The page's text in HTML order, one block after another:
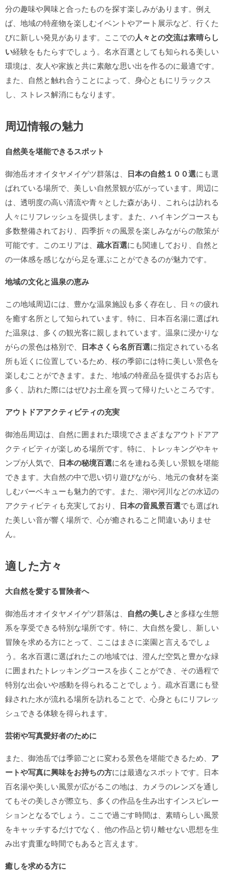
分の趣味や興味と合ったものを探す楽しみがあります。例え
ば、地域の特産物を楽しむイベントやアート展示など、行くた
びに新しい発見があります。ここでの人々との交流は素晴らし
い経験をもたらすでしょう。名水百選としても知られる美しい
環境は、友人や家族と共に素敵な思い出を作るのに最適です。
また、自然と触れ合うことによって、身心ともにリラックス
し、ストレス解消にもなります。
周辺情報の魅力
自然美を堪能できるスポット
御池岳オオイタヤメイゲツ群落は、 日本の自然１００選にも選
ばれている場所で、美しい自然景観が広がっています。周辺に
は、透明度の高い清流や青々とした森があり、これらは訪れる
人々にリフレッシュを提供します。また、ハイキングコースも
多数整備されており、四季折々の風景を楽しみながらの散策が
可能です。このエリアは、 疏水百選にも関連しており、自然と
の一体感を感じながら足を運ぶことができるのが魅力です。
地域の文化と温泉の恵み
この地域周辺には、豊かな温泉施設も多く存在し、日々の疲れ
を癒す名所として知られています。特に、日本百名湯に選ばれ
た温泉は、多くの観光客に親しまれています。温泉に浸かりな
がらの景色は格別で、 日本さくら名所百選に指定されている名
所も近くに位置しているため、桜の季節には特に美しい景色を
楽しむことができます。また、地域の特産品を提供するお店も
多く、訪れた際にはぜひお土産を買って帰りたいところです。
アウトドアアクティビティの充実
御池岳周辺は、自然に囲まれた環境でさまざまなアウトドアア
クティビティが楽しめる場所です。特に、トレッキングやキャ
ンプが人気で、 日本の秘境百選に名を連ねる美しい景観を堪能
できます。大自然の中で思い切り遊びながら、地元の食材を楽
しむバーベキューも魅力的です。また、湖や河川などの水辺の
アクティビティも充実しており、 日本の音風景百選でも選ばれ
た美しい音が響く場所で、心が癒されること間違いありませ
ん。
適した方々
大自然を愛する冒険者へ
御池岳オオイタヤメイゲツ群落は、 自然の美しさと多様な生態
系を享受できる特別な場所です。特に、大自然を愛し、新しい
冒険を求める方にとって、ここはまさに楽園と言えるでしょ
う。名水百選に選ばれたこの地域では、澄んだ空気と豊かな緑
に囲まれたトレッキングコースを歩くことができ、その過程で
特別な出会いや感動を得られることでしょう。疏水百選にも登
録された水が流れる場所を訪れることで、心身ともにリフレッ
シュできる体験を得られます。
芸術や写真愛好者のために
また、御池岳では季節ごとに変わる景色を堪能できるため、 ア
ートや写真に興味をお持ちの方には最適なスポットです。日本
百名湯や美しい風景が広がるこの地は、カメラのレンズを通し
てもその美しさが際立ち、多くの作品を生み出すインスピレー
ションとなるでしょう。ここで過ごす時間は、素晴らしい風景
をキャッチするだけでなく、他の作品と切り離せない思想を生
み出す貴重な時間でもあると言えます。
癒しを求める方に